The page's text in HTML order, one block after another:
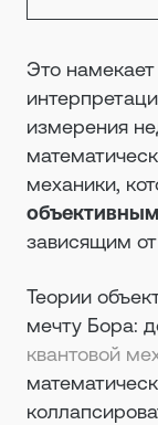
Это
измерения
механики,
объективным
зависящим от
Теории
мечту Бора:
квантовой